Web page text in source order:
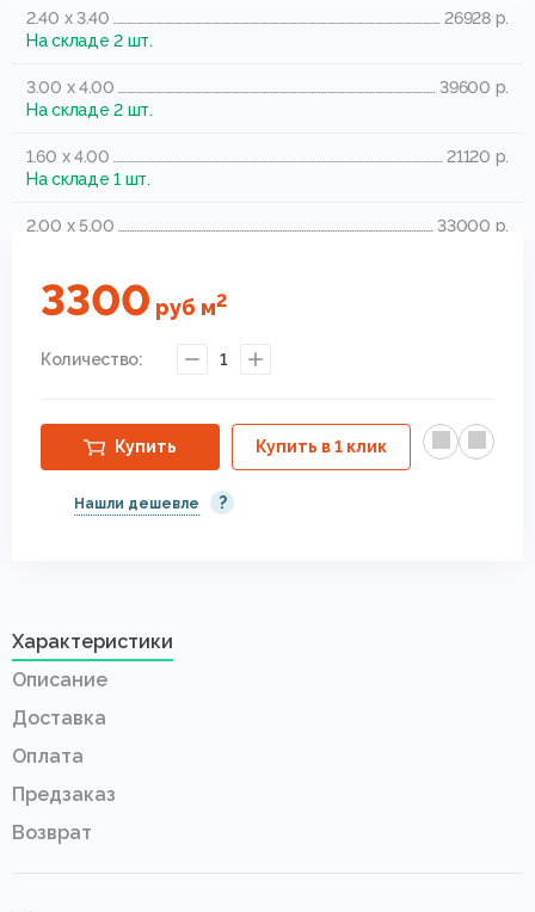
2.40 x 3.40
26928 р.
На складе 2 шт.
3.00 x 4.00
39600 р.
На складе 2 шт.
1.60 x 4.00
21120 р.
На складе 1 шт.
2.00 x 5.00
33000 р.
2.40 x 4.00
На складе 1 шт.
3300 руб м2
Количество: 1
Купить Купить в 1 клик
Нашли дешевле ?
Характеристики
Описание
Доставка
Оплата
Предзаказ
Возврат